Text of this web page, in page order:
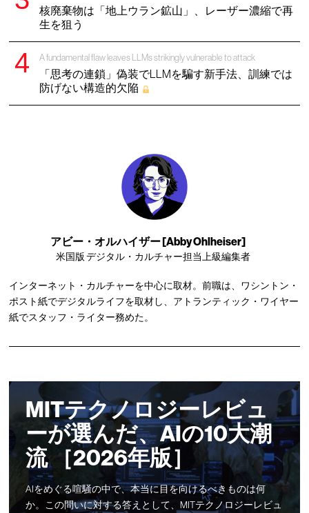
核廃棄物は「地上ウラン鉱山」、レーザー濃縮で再
生を狙う
A fundamental flaw leaves LLMs strikingly vulnerable to attack
「思考の連鎖」偽装でLLMを騙す新手法、訓練では
防げない構造的欠陥
アビー・オルハイザー [Abby Ohlheiser]
米国版 デジタル・カルチャー担当上級編集者
インターネット・カルチャーを中心に取材。前職は、ワシントン・
ポスト紙でデジタルライフを取材し、アトランティック・ワイヤー
紙でスタッフ・ライター務めた。
MITテクノロジーレビュ
ーが選んだ、AIの10大潮
流 ［2026年版］
AIをめぐる喧騒の中で、本当に目を向けるべきものは何
か。この問いに対する答えとして、MITテクノロジーレビュ